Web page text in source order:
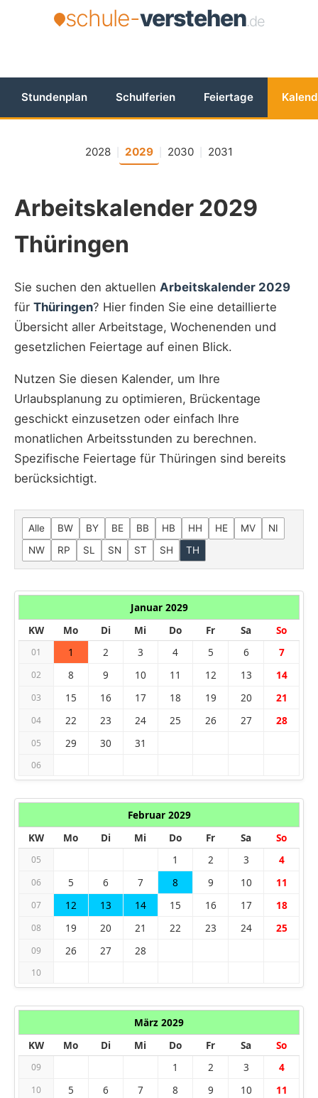
schule-verstehen.de
Stundenplan Schulferien Feiertage
2028 2029 2030 2031
Arbeitskalender 2029
Thüringen
Sie suchen den aktuellen Arbeitskalender 2029
für Thüringen? Hier finden Sie eine detaillierte
Übersicht aller Arbeitstage, Wochenenden und
gesetzlichen Feiertage auf einen Blick.
Nutzen Sie diesen Kalender, um Ihre
Urlaubsplanung zu optimieren, Brückentage
geschickt einzusetzen oder einfach Ihre
monatlichen Arbeitsstunden zu berechnen.
Spezifische Feiertage für Thüringen sind bereits
berücksichtigt.
Alle BW BY BE BB HB HH HE MV
NI
NW
RP SL SN ST SH TH
Januar 2029
KW
Mo Di Mi Do Fr Sa So
01 1 2 3 4 5 6 7
02 8 9 10 11 12 13 14
03 15 16 17 18 19 20 21
04 22 23 24 25 26 27 28
05 29 30 31
06
Februar 2029
KW
Mo Di Mi Do Fr Sa So
05 1 2 3 4
06 5 6 7 8 9 10 11
07 12 13 14 15 16 17 18
08 19 20 21 22 23 24 25
09 26 27 28
10
März 2029
KW
Mo Di Mi Do Fr Sa So
09 1 2 3 4
10 5 6 7 8 9 10 11